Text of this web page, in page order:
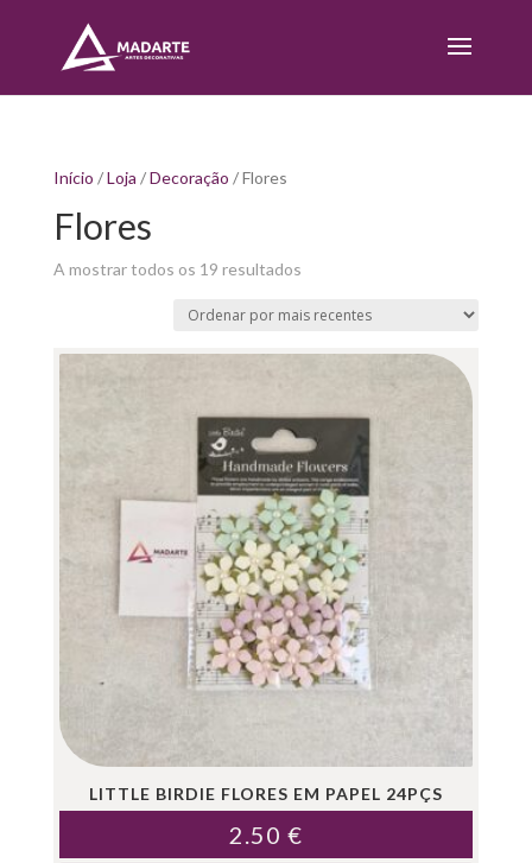
Início /Loja /Decoração / Flores
Flores
A mostrar todos os 19 resultadosSorted
latest
LITTLE BIRDIE FLORES EM PAPEL 24PÇS
2.50 €